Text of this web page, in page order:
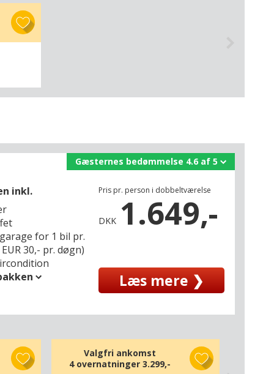
inkl.
for 1 bil pr.
30,- pr. døgn)
Pris pr. person i dobbeltværelse
DKK 1.649,-
Læs mere ❯
Gæsternes bedømmelse 4.6 af 5
Valgfri ankomst
4 overnatninger 3.299,-